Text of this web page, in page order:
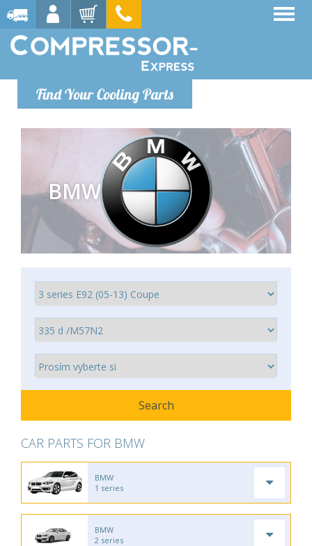
Find Your Cooling Parts
BMW
CAR PARTS FOR BMW
BMW
1 series
BMW
2 series